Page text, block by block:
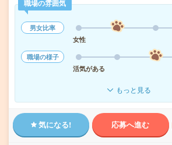
職場の雰囲気
男女比率
女性
職場の様子
活気がある
もっと見る
気になる! 応募へ進む